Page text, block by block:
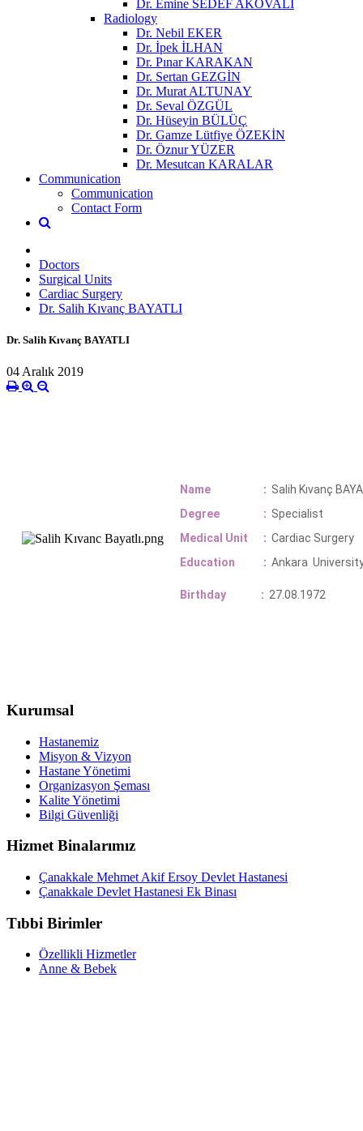
Dr. Emine SEDEF AKOVALI
Radiology
Dr. Nebil EKER
Dr. İpek İLHAN
Dr. Pınar KARAKAN
Dr. Sertan GEZGİN
Dr. Murat ALTUNAY
Dr. Seval ÖZGÜL
Dr. Hüseyin BÜLÜÇ
Dr. Gamze Lütfiye ÖZEKİN
Dr. Öznur YÜZER
Dr. Mesutcan KARALAR
Communication
Communication
Contact Form
Doctors
Surgical Units
Cardiac Surgery
Dr. Salih Kıvanç BAYATLI
Dr. Salih Kıvanç BAYATLI
04 Aralık 2019
Name : Salih Kıvanç
Degree
: Specialist
Medical Unit
: Cardiac Surgery
Education
: Ankara
Birthday : 27.08.1972
Kurumsal
Hastanemiz
Misyon & Vizyon
Hastane Yönetimi
Organizasyon Şeması
Kalite Yönetimi
Bilgi Güvenliği
Hizmet Binalarımız
Çanakkale Mehmet Akif Ersoy Devlet Hastanesi
Çanakkale Devlet Hastanesi Ek Binası
Tıbbi Birimler
Özellikli Hizmetler
Anne & Bebek